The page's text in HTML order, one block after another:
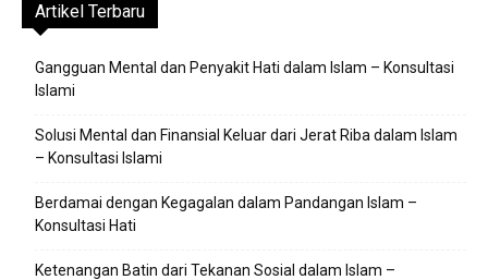
Artikel Terbaru
Gangguan Mental dan Penyakit Hati dalam Islam – Konsultasi
Islami
Solusi Mental dan Finansial Keluar dari Jerat Riba dalam Islam
– Konsultasi Islami
Berdamai dengan Kegagalan dalam Pandangan Islam –
Konsultasi Hati
Ketenangan Batin dari Tekanan Sosial dalam Islam –